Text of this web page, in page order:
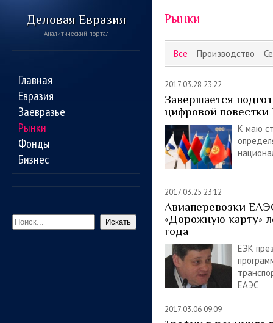
Деловая Евразия
Аналитический портал
Главная
Евразия
Заевразье
Рынки
Фонды
Бизнес
Искать
Все Производство
Рынки
2017.03.28 23:22
Завершается
цифровой
К маю
2017.03.25 23:12
Авиаперевозки
«Дорожную карту»
года
ЕЭК
ЕАЭС
2017.03.06 09:09